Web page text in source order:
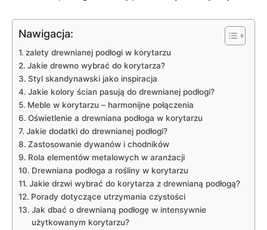
Nawigacja:
zalety drewnianej podłogi w korytarzu
Jakie drewno wybrać do korytarza?
Styl skandynawski ‍jako inspiracja
Jakie kolory⁤ ścian pasują​ do drewnianej podłogi?
Meble w korytarzu – harmonijne połączenia
Oświetlenie a drewniana podłoga w korytarzu
Jakie dodatki do drewnianej⁤ podłogi?
Zastosowanie⁣ dywanów i chodników
Rola elementów metalowych w aranżacji
Drewniana podłoga a rośliny w korytarzu
Jakie drzwi wybrać ‌do korytarza z drewnianą podłogą?
Porady dotyczące utrzymania czystości
Jak dbać o drewnianą podłogę w intensywnie
użytkowanym korytarzu?